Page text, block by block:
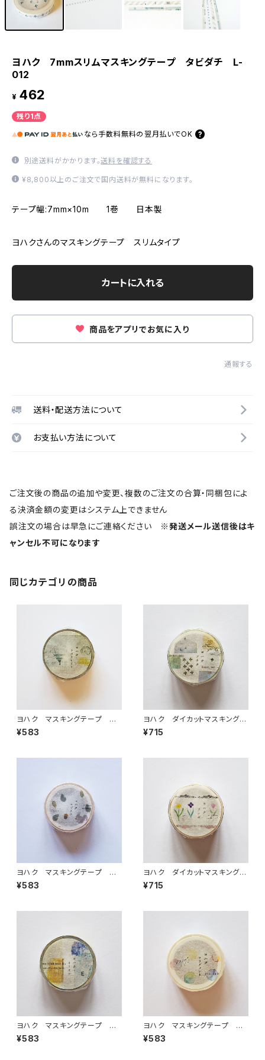
ヨハク 7mmスリムマスキングテープ タビダチ L-
012
¥ 462
残り1点
なら 手数料無料の 翌月払いでOK
別途送料がかかります。送料を確認する
¥8,800以上のご注文で国内送料が無料になります。
テープ幅:7mm×10m 1巻 日本製
ヨハクさんのマスキングテープ スリムタイプ
カートに入れる
商品をアプリでお気に入り
通報する
送料・配送方法について
お支払い方法について
ご注文後の商品の追加や変更、複数のご注文の合算・同梱包によ
る決済金額の変更はシステム上できません
誤注文の場合は早急にご連絡ください ※発送メール送信後はキ
ャンセル不可になります
同じカテゴリの商品
ヨハク マスキングテープ ラ
ボラトリー Y-189
¥583
ヨハク ダイカットマスキングテ
ープ ソナタ YD-006
¥715
ヨハク マスキングテープ エ
ゾリス Y-190
¥583
ヨハク ダイカットマスキングテ
ープ テンポ YD-003
¥715
ヨハク マスキングテープ オ
リオン Y-187
¥583
ヨハク マスキングテープ フ
ラグメント Y-185
¥583